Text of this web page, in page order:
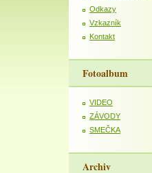
Odkazy
Vzkazník
Kontakt
Fotoalbum
VIDEO
ZÁVODY
SMEČKA
Archiv